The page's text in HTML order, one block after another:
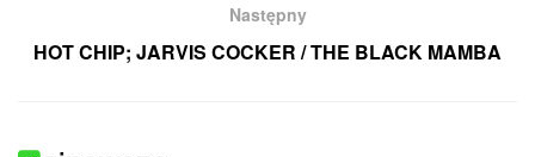
Następny
HOT CHIP; JARVIS COCKER / THE BLACK MAMBA